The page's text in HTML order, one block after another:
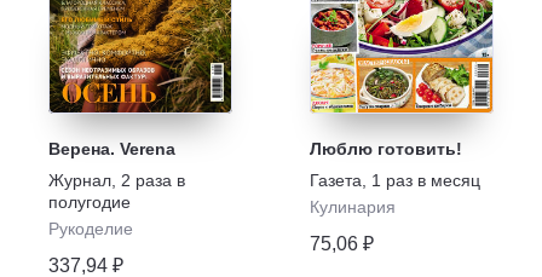
Верена. Verena
Журнал 2 раза в
полугодие
Рукоделие
337,94 ₽
Люблю готовить!
Газета
1 раз в месяц
Кулинария
75,06 ₽